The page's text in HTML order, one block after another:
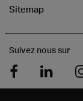
Sitemap
Suivez nous sur